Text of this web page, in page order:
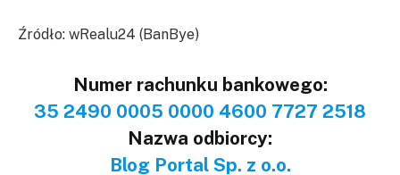
Źródło: wRealu24 (BanBye)
Numer rachunku bankowego:
35 2490 0005 0000 4600 7727 2518
Nazwa odbiorcy:
Blog Portal Sp. z o.o.